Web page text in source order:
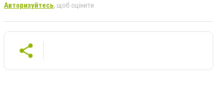
Авторизуйтесь, щоб оцінити